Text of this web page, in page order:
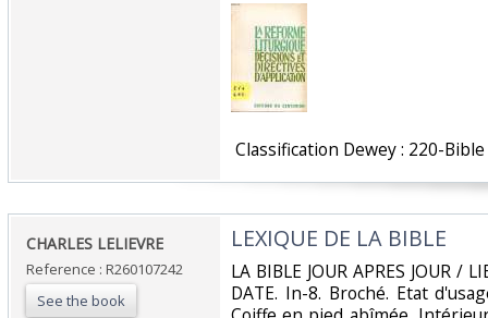
‎ Classification Dewey : 220-Bible‎
‎CHARLES LELIEVRE‎
Reference : R260107242
See the book
‎LEXIQUE DE LA BIBLE‎
‎LA BIBLE JOUR APRES JOUR /
DATE. In-8. Broché. Etat